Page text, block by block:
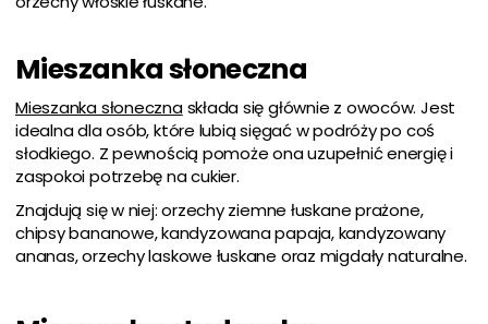
Mieszanka słoneczna
Mieszanka słonecznaskłada się głównie z owoców. Jest
idealna dla osób, które lubią sięgać w podróży po coś
słodkiego. Z pewnością pomoże ona uzupełnić energię i
zaspokoi potrzebę na cukier.
Znajdują się w niej: orzechy ziemne łuskane prażone,
chipsy bananowe, kandyzowana papaja, kandyzowany
ananas, orzechy laskowe łuskane oraz migdały naturalne.